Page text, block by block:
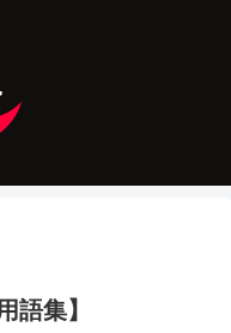
語集】